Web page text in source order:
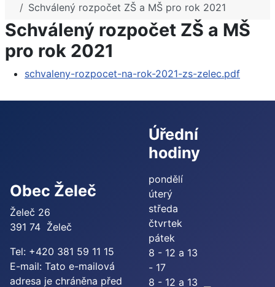
Schválený rozpočet ZŠ a MŠ pro rok 2021
Schválený rozpočet ZŠ a MŠ
pro rok 2021
schvaleny-rozpocet-na-rok-2021-zs-zelec.pdf
Obec Želeč
Želeč 26
391 74 Želeč
Tel: +420 381 59 11 15
E-mail: Tato e-mailová
adresa je chráněna před
Úřední
hodiny
pondělí
úterý
středa
čtvrtek
pátek
8 - 12 a 13
- 17
8 - 12 a 13